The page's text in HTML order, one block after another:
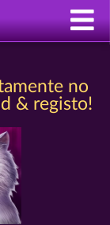
no
& registo!